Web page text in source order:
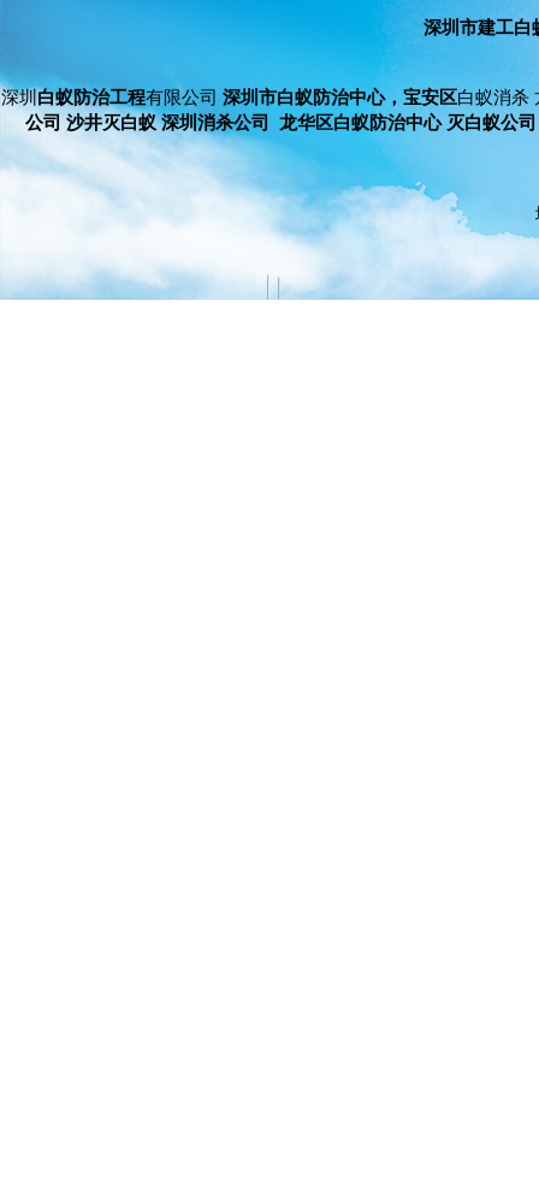
深圳市建工白
深圳白蚁防治工程有限公司 深圳市白蚁防治中心，宝安区白蚁消杀
公司 沙井灭白蚁 深圳消杀公司 龙华区白蚁防治中心 灭白蚁公